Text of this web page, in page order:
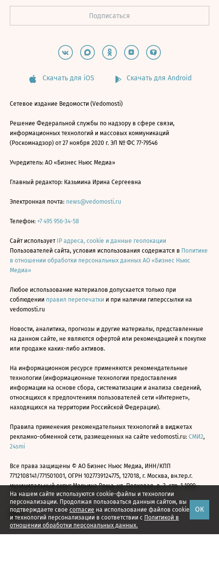
На нашем сайте используются cookie-файлы и технологии
персонализации. Продолжая пользоваться данным сайтом, вы
подтверждаете свое согласие на использование файлов cookie
и технологий персонализации в соответствии с Политикой в
отношении обработки персональных данных.
ОК
Скачать для iOS Скачать для Android
Сетевое издание Ведомости (Vedomosti)
Решение Федеральной службы по надзору в сфере связи,
информационных технологий и массовых коммуникаций
(Роскомнадзор) от 27 ноября 2020 г. ЭЛ № ФС 77-79546
Учредитель: АО «Бизнес Ньюс Медиа»
Главный редактор: Казьмина Ирина Сергеевна
Электронная почта: news@vedomosti.ru
Телефон: +7 495 956-34-58
Сайт использует IP адреса, cookie и данные геолокации
Пользователей сайта, условия использования содержатся в Политике
в отношении обработки персональных данных АО «Бизнес Ньюс
Медиа»
Любое использование материалов допускается только при
соблюдении правил перепечатки и при наличии гиперссылки на
vedomosti.ru
Новости, аналитика, прогнозы и другие материалы, представленные
на данном сайте, не являются офертой или рекомендацией к покупке
или продаже каких-либо активов.
На информационном ресурсе применяются рекомендательные
технологии (информационные технологии предоставления
информации на основе сбора, систематизации и анализа сведений,
относящихся к предпочтениям пользователей сети «Интернет»,
находящихся на территории Российской Федерации).
Правила применения рекомендательных технологий в виджетах
рекламно-обменной сети, размещенных на сайте vedomosti.ru: СМИ2,
24smi
Все права защищены © АО Бизнес Ньюс Медиа, ИНН/КПП
7712108141/771501001, ОГРН 1027739124775, 127018, г. Москва, вн.тер.г.
муниципальный округ Марьина Роща, ул. Полковая, д. 3, стр. 1 1999—
2026